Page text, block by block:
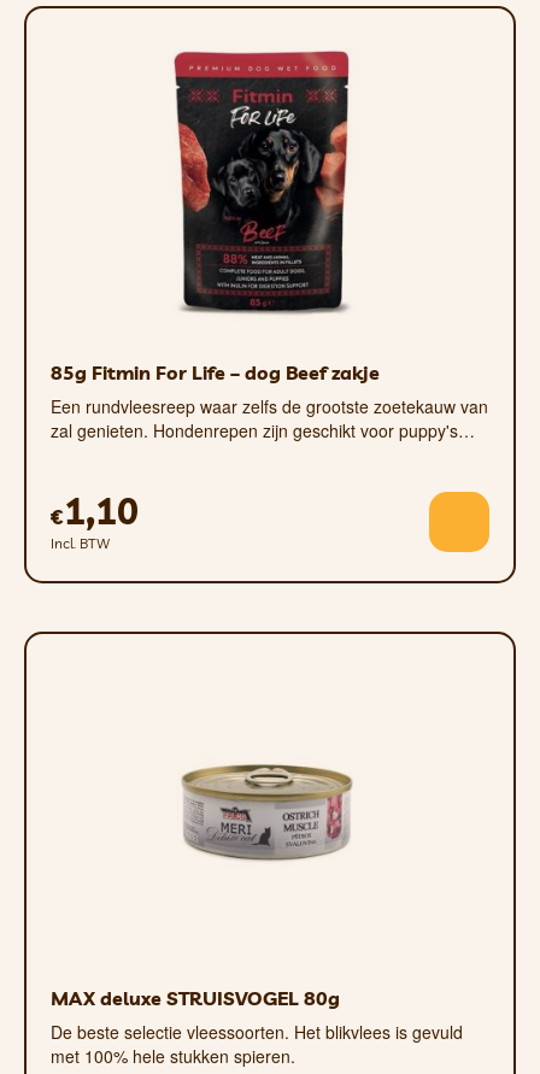
de huidige conditie, de
aangeboden voer, zodat overmatige
toevoeging van voedingingrediënten niet
leidt tot obesitas of
gezondheidsproblemen. Zorg altijd voor
voldoende vers water tijdens het voeren.
Bewaren op een droge en koele plaats.
Bewaren bij een temperatuur van
ongeveer 15-25 °C. Na opening in de
koelkast bewaren en binnen 24 uur
huisdieren!
85g Fitmin For Life – dog Beef zakje
Een rundvleesreep waar zelfs de grootste zoetekauw van
zal genieten. Hondenrepen zijn geschikt voor puppy's…
€1,10
Incl. BTW
MAX deluxe STRUISVOGEL 80g
De beste selectie vleessoorten. Het blikvlees is gevuld
met 100% hele stukken spieren.